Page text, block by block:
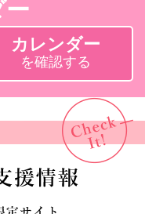
ー
カレンダー
を確認する